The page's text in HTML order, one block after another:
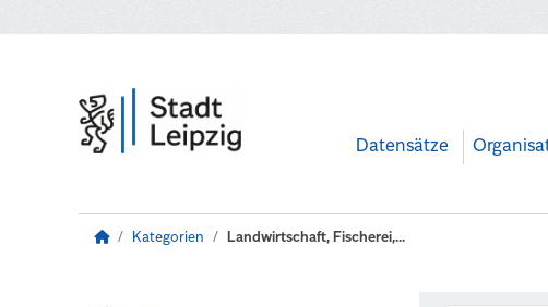
Datensätze
Kategorien Landwirtschaft, Fischerei,...